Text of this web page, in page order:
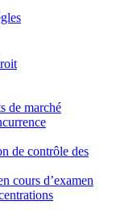
de marché
de contrôle des
cours d’examen